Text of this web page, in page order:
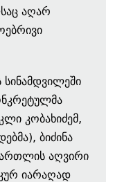
აღარ
კობახიძემ,
ბიძინა
აღვირი
იარაღად